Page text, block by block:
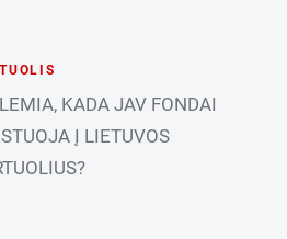
KADA JAV FONDAI
Į LIETUVOS